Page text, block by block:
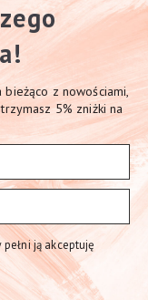
bieżąco z nowościami,
5% zniżki na
ją akceptuję